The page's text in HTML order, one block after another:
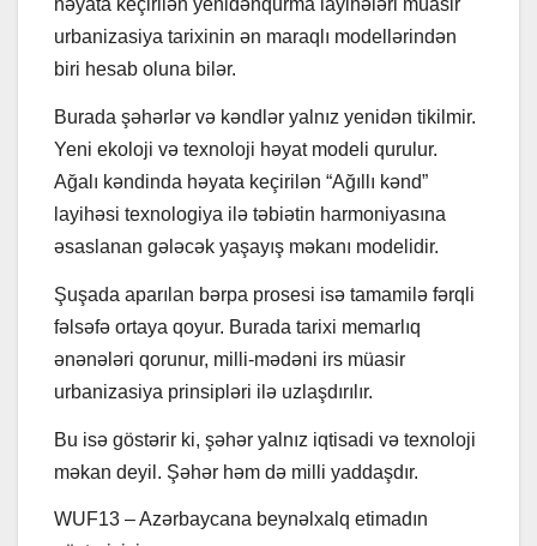
həyata keçirilən yenidənqurma layihələri müasir
urbanizasiya tarixinin ən maraqlı modellərindən
biri hesab oluna bilər.
Burada şəhərlər və kəndlər yalnız yenidən tikilmir.
Yeni ekoloji və texnoloji həyat modeli qurulur.
Ağalı kəndinda həyata keçirilən “Ağıllı kənd”
layihəsi texnologiya ilə təbiətin harmoniyasına
əsaslanan gələcək yaşayış məkanı modelidir.
Şuşada aparılan bərpa prosesi isə tamamilə fərqli
fəlsəfə ortaya qoyur. Burada tarixi memarlıq
ənənələri qorunur, milli-mədəni irs müasir
urbanizasiya prinsipləri ilə uzlaşdırılır.
Bu isə göstərir ki, şəhər yalnız iqtisadi və texnoloji
məkan deyil. Şəhər həm də milli yaddaşdır.
WUF13 – Azərbaycana beynəlxalq etimadın